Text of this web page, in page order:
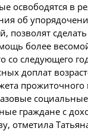
освободятся в
об
позволят
более
со следующего
доплат
граждане с
отметила